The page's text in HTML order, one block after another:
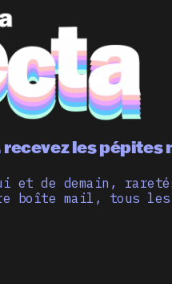
les pépites
et de demain,
boîte mail, tous